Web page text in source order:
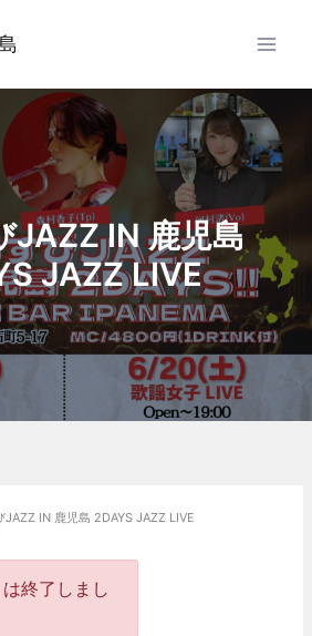
JAZZ IN 鹿児島
JAZZ LIVE
JAZZ IN 鹿児島 2DAYS JAZZ LIVE
終了しまし